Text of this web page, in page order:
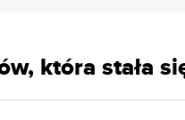
która stała